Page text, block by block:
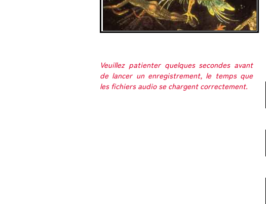
Veuillez patienter quelques secondes avant
de lancer un enregistrement, le temps que
les fichiers audio se chargent correctement.